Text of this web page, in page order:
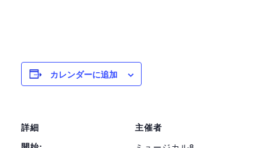
カレンダーに追加
詳細
主催者